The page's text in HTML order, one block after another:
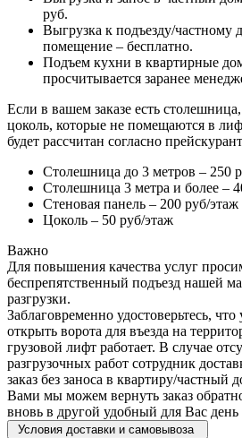
руб.
Выгрузка к подъезду/частному
помещение – бесплатно.
Подъем кухни в квартирные
просчитывается заранее
Если в вашем заказе есть
цоколь, которые не помещаются в
будет рассчитан согласно
Столешница до 3 метров – 250
Столешница 3 метра и более –
Стеновая панель – 200 руб/этаж
Цоколь – 50 руб/этаж
Важно
Для повышения качества услуг
беспрепятственный подъезд нашей
разгрузки.
Заблаговременно удостоверьтесь,
открыть ворота для въезда на
грузовой лифт работает. В случае
разгрузочных работ сотрудник
заказ без заноса в квартиру/частный
Вами мы можем вернуть заказ
вновь в другой удобный для Вас день
Условия доставки и самовывоза